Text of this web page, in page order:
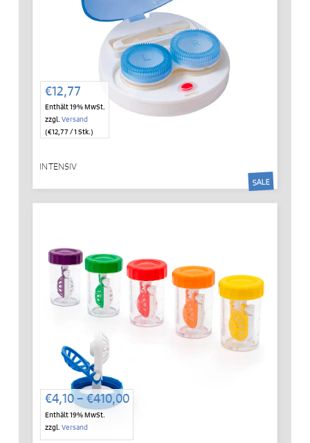
€12,77
Enthält 19% MwSt.
zzgl. Versand
(€12,77 / 1 Stk.)
INTENSIV
SALE
€4,10 –€410,00Preisspanne:
Enthält 19% MwSt.
zzgl. Versand